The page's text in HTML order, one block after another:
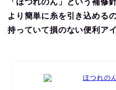
「ほつれのん」という補修
より簡単に糸を引き込めるの
持っていて損のない便利ア
ほつれの